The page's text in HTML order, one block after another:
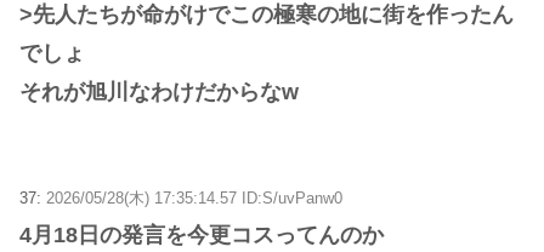
>先人たちが命がけでこの極寒の地に街を作ったん
でしょ
それが旭川なわけだからなw
37: 2026/05/28(木) 17:35:14.57 ID:S/uvPanw0
4月18日の発言を今更コスってんのか